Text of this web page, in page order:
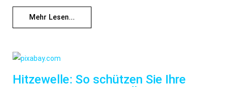
Mehr Lesen...
Hitzewelle: So schützen Sie Ihre